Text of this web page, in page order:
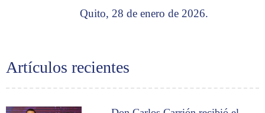
Artículos recientes
Quito, 28 de enero de 2026.